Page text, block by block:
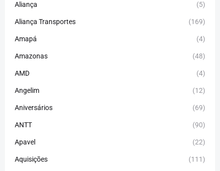
Aliança (5)
Aliança Transportes (169)
Amapá (4)
Amazonas (48)
AMD (4)
Angelim (12)
Aniversários (69)
ANTT (90)
Apavel (22)
Aquisições (111)